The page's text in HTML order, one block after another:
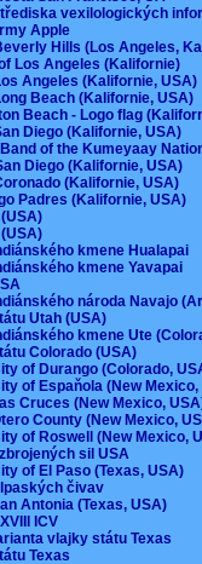
vexilologických
Apple
Hills (Los Angeles,
Los Angeles (Kalifornie)
Angeles (Kalifornie,
Beach (Kalifornie, USA)
Beach - Logo flag
Diego (Kalifornie, USA)
of the Kumeyaay
Diego (Kalifornie, USA)
(Kalifornie, USA)
Padres (Kalifornie, USA)
kmene Hualapai
kmene Yavapai
národa Navajo
Utah (USA)
kmene Ute
Colorado (USA)
of Durango (Colorado,
of Espaňola (New
Cruces (New Mexico,
County (New Mexico,
of Roswell (New Mexico,
sil USA
of El Paso (Texas, USA)
čivav
Antonia (Texas, USA)
ICV
vlajky státu Texas
Texas